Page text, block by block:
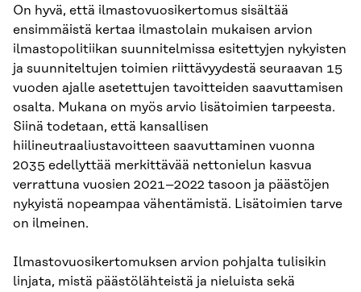
On hyvä, että ilmastovuosikertomus sisältää
ensimmäistä kertaa ilmastolain mukaisen arvion
ilmastopolitiikan suunnitelmissa esitettyjen nykyisten
ja suunniteltujen toimien riittävyydestä seuraavan 15
vuoden ajalle asetettujen tavoitteiden saavuttamisen
osalta. Mukana on myös arvio lisätoimien tarpeesta.
Siinä todetaan, että kansallisen
hiilineutraaliustavoitteen saavuttaminen vuonna
2035 edellyttää merkittävää nettonielun kasvua
verrattuna vuosien 2021–2022 tasoon ja päästöjen
nykyistä nopeampaa vähentämistä. Lisätoimien tarve
on ilmeinen.
Ilmastovuosikertomuksen arvion pohjalta tulisikin
linjata, mistä päästölähteistä ja nieluista sekä